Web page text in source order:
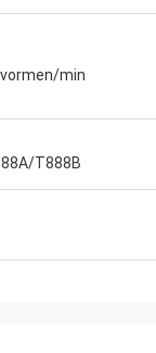
min
T888B